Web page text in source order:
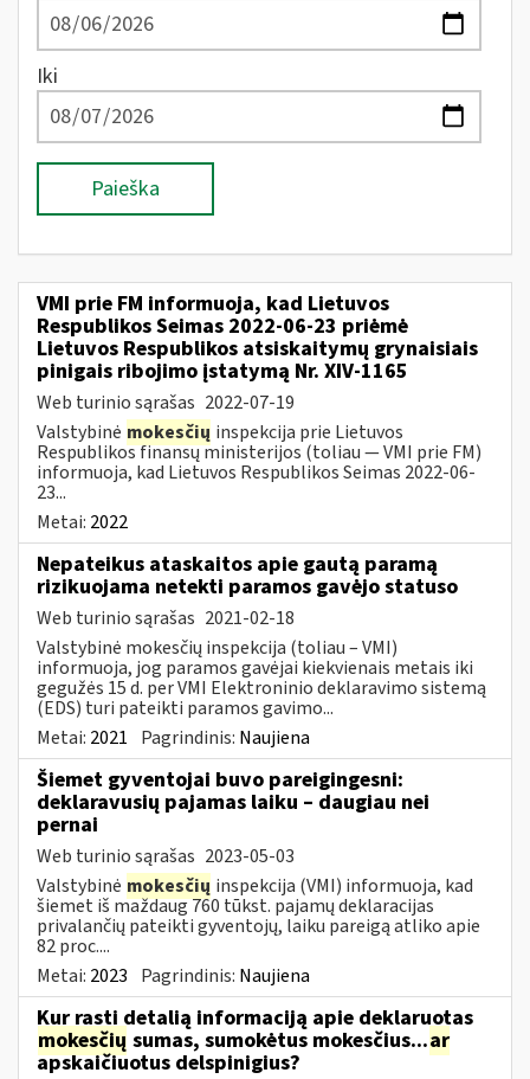
Iki
Paieška
VMI prie FM informuoja, kad Lietuvos
Respublikos Seimas 2022-06-23 priėmė
Lietuvos Respublikos atsiskaitymų grynaisiais
pinigais ribojimo įstatymą Nr. XIV-1165
Web turinio sąrašas 2022-07-19
Valstybinė mokesčių inspekcija prie Lietuvos
Respublikos finansų ministerijos (toliau — VMI prie FM)
informuoja, kad Lietuvos Respublikos Seimas 2022-06-
23...
Metai: 2022
Nepateikus ataskaitos apie gautą paramą
rizikuojama netekti paramos gavėjo statuso
Web turinio sąrašas 2021-02-18
Valstybinė mokesčių inspekcija (toliau – VMI)
informuoja, jog paramos gavėjai kiekvienais metais iki
gegužės 15 d. per VMI Elektroninio deklaravimo sistemą
(EDS) turi pateikti paramos gavimo...
Metai: 2021 Pagrindinis: Naujiena
Šiemet gyventojai buvo pareigingesni:
deklaravusių pajamas laiku – daugiau nei
pernai
Web turinio sąrašas 2023-05-03
Valstybinė mokesčių inspekcija (VMI) informuoja, kad
šiemet iš maždaug 760 tūkst. pajamų deklaracijas
privalančių pateikti gyventojų, laiku pareigą atliko apie
82 proc....
Metai: 2023 Pagrindinis: Naujiena
Kur rasti detalią informaciją apie deklaruotas
mokesčių sumas, sumokėtus mokesčius...ar
apskaičiuotus delspinigius?